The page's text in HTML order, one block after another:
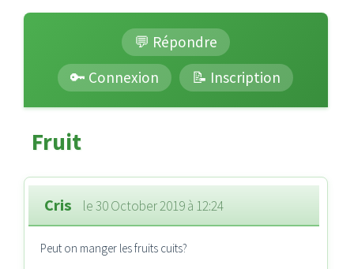
FAQ
💬 Répondre
🔑 Connexion
📝 Inscription
Fruit
Cris le 30 October 2019 à 12:24
Peut on manger les fruits cuits?